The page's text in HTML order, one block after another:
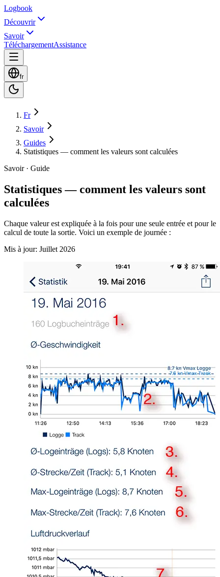
Logbook
Découvrir
Savoir
TéléchargementAssistance
fr
Fr
Savoir
Guides
Statistiques — comment les valeurs sont calculées
Savoir · Guide
Statistiques — comment les valeurs sont
calculées
Chaque valeur est expliquée à la fois pour une seule entrée et pour le
calcul de toute la sortie. Voici un exemple de journée :
Mis à jour: Juillet 2026